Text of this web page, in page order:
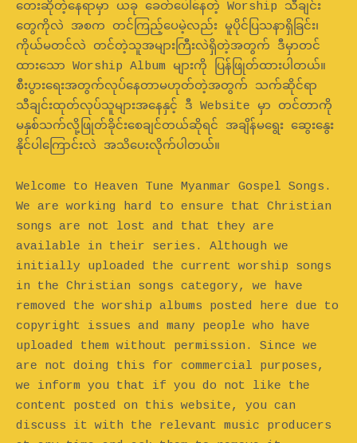
တေးဆိုတဲ့နေရာမှာ ယခု ခေတ်ပေါ်နေတဲ့ Worship သီချင်း
တွေကိုလဲ အစက တင်ကြည့်ပေမဲ့လည်း မူပိုင်ပြသနာရှိခြင်း၊
ကိုယ်မတင်လဲ တင်တဲ့သူအများကြီးလဲရှိတဲ့အတွက် ဒီမှာတင်
ထားသော Worship Album များကို ပြန်ဖြုတ်ထားပါတယ်။
စီးပွားရေးအတွက်လုပ်နေတာမဟုတ်တဲ့အတွက် သက်ဆိုင်ရာ
သီချင်းထုတ်လုပ်သူများအနေနှင့် ဒီ Website မှာ တင်တာကို
မနှစ်သက်လို့ဖြုတ်ခိုင်းစေချင်တယ်ဆိုရင် အချိန်မရွေး ဆွေးနွေး
နိုင်ပါကြောင်းလဲ အသိပေးလိုက်ပါတယ်။
Welcome to Heaven Tune Myanmar Gospel Songs.
We are working hard to ensure that Christian
songs are not lost and that they are
available in their series. Although we
initially uploaded the current worship songs
in the Christian songs category, we have
removed the worship albums posted here due to
copyright issues and many people who have
uploaded them without permission. Since we
are not doing this for commercial purposes,
we inform you that if you do not like the
content posted on this website, you can
discuss it with the relevant music producers